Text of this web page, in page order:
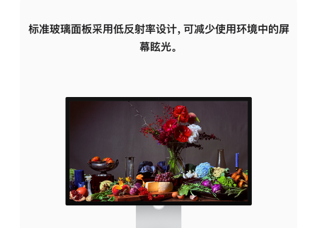
标准玻璃面板采用低反射率设计，可减少使用环境中的屏
幕眩光。